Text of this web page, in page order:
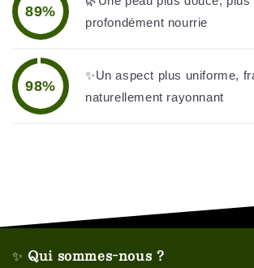
89%
profondément nourrie
98%
✨Un aspect plus uniforme,
naturellement rayonnant
✨Qui sommes-nous ?